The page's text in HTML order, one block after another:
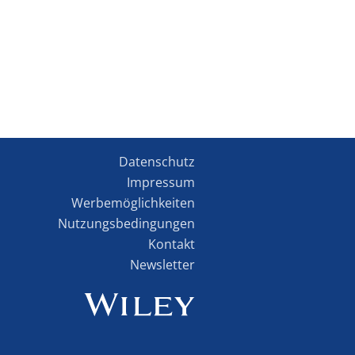
Datenschutz
Impressum
Werbemöglichkeiten
Nutzungsbedingungen
Kontakt
Newsletter